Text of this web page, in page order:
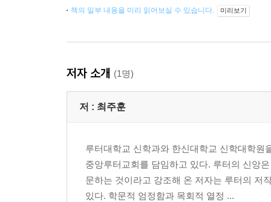
책의 일부 내용을 미리 읽어보실 수 있습니다. 미리보기
저자 소개 (1명)
저 : 최주훈
루터대학교 신학과와 한신대학교 신학대학
중앙루터교회를 담임하고 있다. 루터의 신앙
문하는 것이라고 강조해 온 저자는 루터의 저
있다. 학문적 엄정함과 목회적 열정 ...